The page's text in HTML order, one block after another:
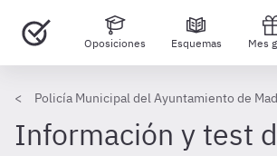
Oposiciones Esquemas Mes
Policía Municipal del Ayuntamiento de
Información y test